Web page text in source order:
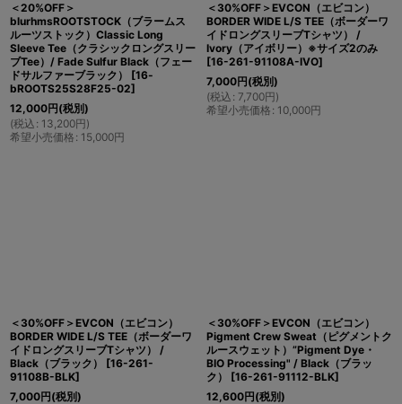
＜20%OFF＞
blurhmsROOTSTOCK（ブラームス
ルーツストック）Classic Long
Sleeve Tee（クラシックロングスリー
ブTee）/ Fade Sulfur Black（フェー
ドサルファーブラック）
[16-
bROOTS25S28F25-02]
12,000円(税別)
(税込 : 13,200円)
希望小売価格 : 15,000円
＜30%OFF＞EVCON（エビコン）
BORDER WIDE L/S TEE（ボーダーワ
イドロングスリーブTシャツ） /
Ivory（アイボリー）※サイズ2のみ
[16-261-91108A-IVO]
7,000円(税別)
(税込 : 7,700円)
希望小売価格 : 10,000円
＜30%OFF＞EVCON（エビコン）
BORDER WIDE L/S TEE（ボーダーワ
イドロングスリーブTシャツ） /
Black（ブラック）
[16-261-
91108B-BLK]
7,000円(税別)
＜30%OFF＞EVCON（エビコン）
Pigment Crew Sweat（ピグメントク
ルースウェット）”Pigment Dye・
BIO Processing" / Black（ブラッ
ク）
[16-261-91112-BLK]
12,600円(税別)